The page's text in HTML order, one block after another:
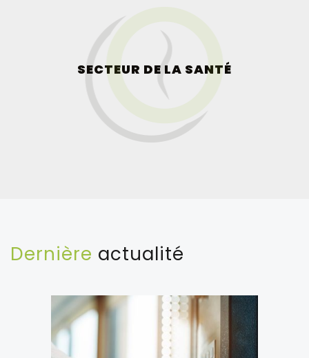
SECTEUR DE LA SANTÉ
Dernière actualité